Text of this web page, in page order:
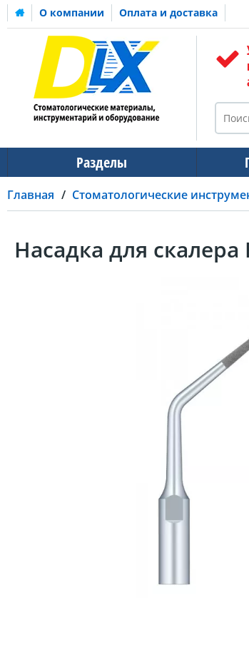
О компании Оплата и доставка
Разделы
Главная Стоматологические
Насадка для скалера